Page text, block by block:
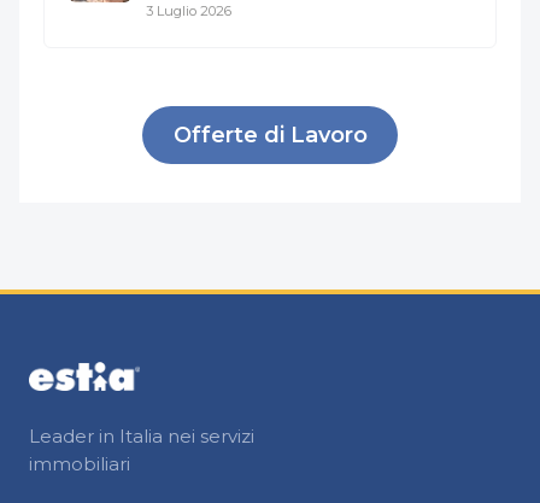
3 Luglio 2026
Offerte di Lavoro
Leader in Italia nei servizi
immobiliari